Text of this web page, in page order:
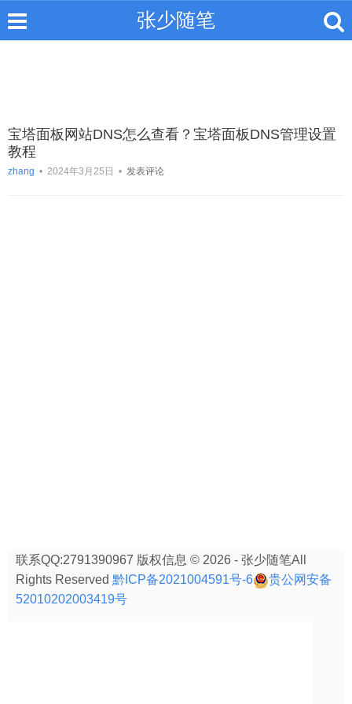
张少随笔
宝塔面板网站DNS怎么查看？宝塔面板DNS管理设置
教程
zhang • 2024年3月25日 • 发表评论
联系QQ:2791390967 版权信息 © 2026 - 张少随笔All
Rights Reserved 黔ICP备2021004591号-6
贵公网安备
52010202003419号